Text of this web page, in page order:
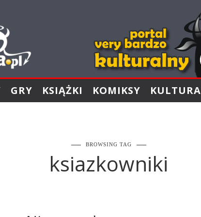
GRY KSIĄŻKI KOMIKSY KULTURA
BROWSING TAG
ksiazkowniki